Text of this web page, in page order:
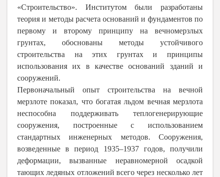
«Строительство». Институтом были разработаны
теория и методы расчета оснований и фундаментов по
первому и второму принципу на вечномерзлых
грунтах, обоснованы методы устойчивого
строительства на этих грунтах и принципы
использования их в качестве оснований зданий и
сооружений.
Первоначальный опыт строительства на вечной
мерзлоте показал, что богатая льдом вечная мерзлота
неспособна поддерживать теплогенерирующие
сооружения, построенные с использованием
стандартных инженерных методов. Сооружения,
возведенные в период 1935–1937 годов, получили
деформации, вызванные неравномерной осадкой
тающих ледяных отложений всего через несколько лет